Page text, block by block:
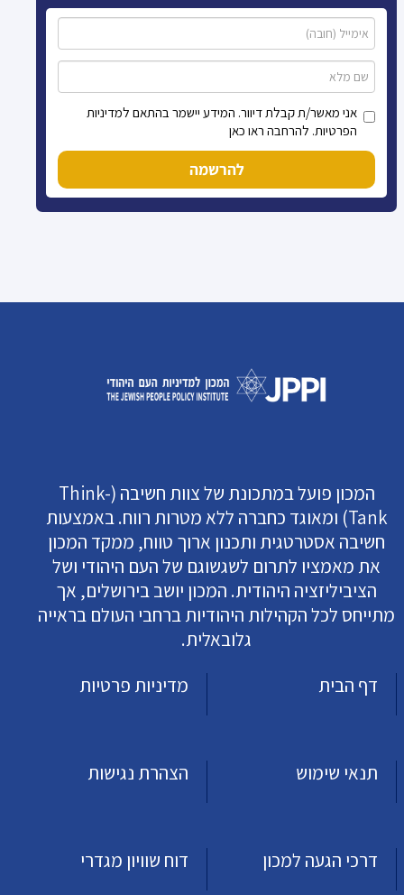
אני מאשר/ת קבלת דיוור. המידע יישמר בהתאם למדיניות
הפרטיות. להרחבה ראו כאן
להרשמה
המכון פועל במתכונת של צוות חשיבה (Think-
Tank) ומאוגד כחברה ללא מטרות רווח. באמצעות
חשיבה אסטרטגית ותכנון ארוך טווח, ממקד המכון
את מאמציו לתרום לשגשוגם של העם היהודי ושל
הציביליזציה היהודית. המכון יושב בירושלים, אך
מתייחס לכל הקהילות היהודיות ברחבי העולם בראייה
גלובאלית.
דף הבית
מדיניות פרטיות
תנאי שימוש הצהרת נגישות
דרכי הגעה למכון דוח שוויון מגדרי